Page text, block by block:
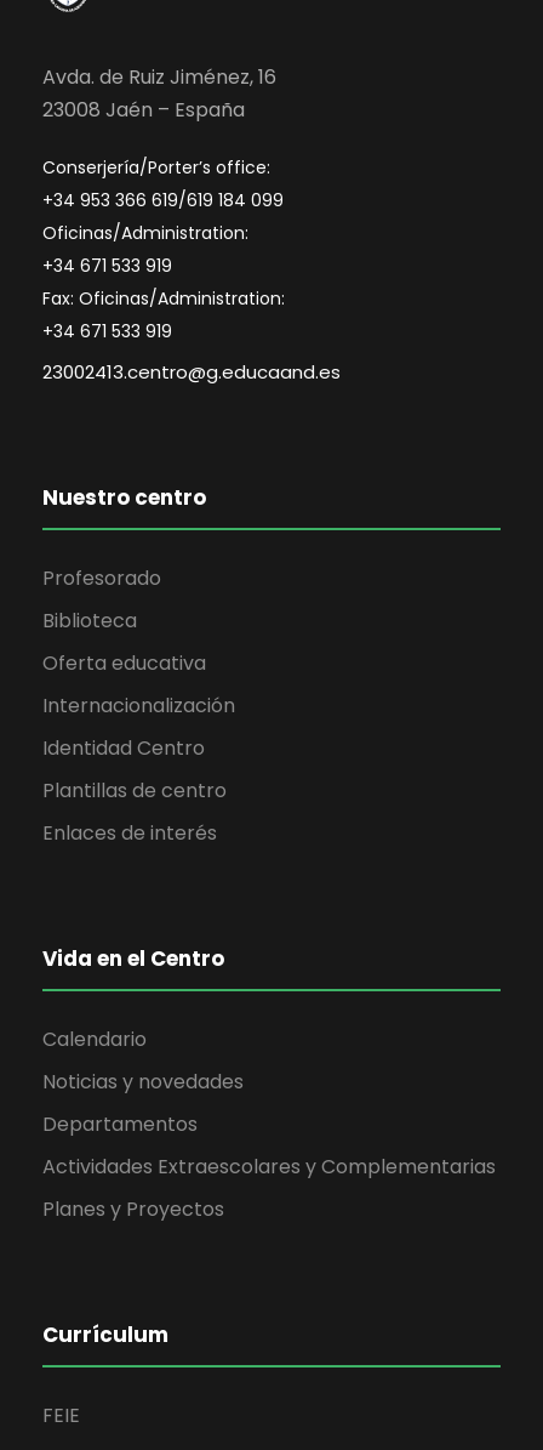
Avda. de Ruiz Jiménez, 16
23008 Jaén – España
Conserjería/Porter’s office:
+34 953 366 619/619 184 099
Oficinas/Administration:
+34 671 533 919
Fax: Oficinas/Administration:
+34 671 533 919
23002413.centro@g.educaand.es
Nuestro centro
Profesorado
Biblioteca
Oferta educativa
Internacionalización
Identidad Centro
Plantillas de centro
Enlaces de interés
Vida en el Centro
Calendario
Noticias y novedades
Departamentos
Actividades Extraescolares y Complementarias
Planes y Proyectos
Currículum
FEIE